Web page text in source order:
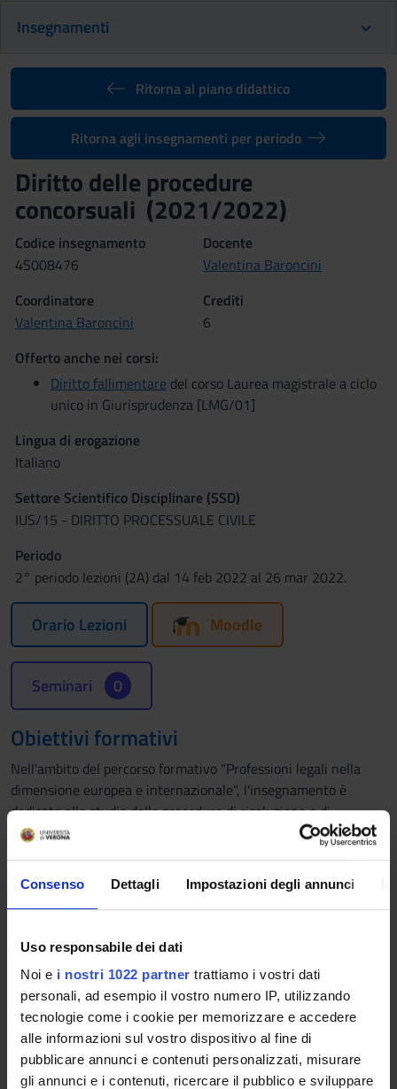
Consenso Dettagli Impostazioni degli annunci
Uso responsabile dei dati
Noi e i nostri 1022 partner trattiamo i vostri dati
personali, ad esempio il vostro numero IP, utilizzando
tecnologie come i cookie per memorizzare e accedere
alle informazioni sul vostro dispositivo al fine di
pubblicare annunci e contenuti personalizzati, misurare
gli annunci e i contenuti, ricercare il pubblico e sviluppare
Insegnamenti
Ritorna al piano didattico
Ritorna agli insegnamenti per periodo
Diritto delle procedure
concorsuali (2021/2022)
Codice insegnamento
4S008476
Docente
Valentina Baroncini
Coordinatore
Valentina Baroncini
Crediti
6
Offerto anche nei corsi:
Diritto fallimentare del corso Laurea magistrale a ciclo
unico in Giurisprudenza [LMG/01]
Lingua di erogazione
Italiano
Settore Scientifico Disciplinare (SSD)
IUS/15 - DIRITTO PROCESSUALE CIVILE
Periodo
2° periodo lezioni (2A) dal 14 feb 2022 al 26 mar 2022.
Orario Lezioni Moodle
Seminari 0
Obiettivi formativi
Nell'ambito del percorso formativo "Professioni legali nella
dimensione europea e internazionale", l'insegnamento è
dedicato allo studio delle procedure di risoluzione e di
regolazione della crisi dell'impresa e dell’insolvenza. Al
termine del corso lo studente dovrà acquisire la capacità di
collegare in forma sistematica le categorie disciplinari
fondamentali delle procedure concorsuali nel loro complesso e
di formulare, autonomamemte e criticamente, giudizi e
argomentazioni complessi sui principali temi oggetto
dell'insegnamento.
Programma
1. I principi generali in materia di procedure concorsuali. Il
Codice della Crisi d'Impresa e dell'Insolvenza. - 2. I presupposti
di accesso alle procedure di regolazione della crisi e